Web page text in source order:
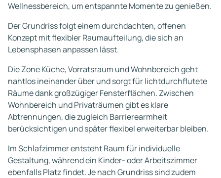
Wellnessbereich, um entspannte Momente zu genießen.
Der Grundriss folgt einem durchdachten, offenen
Konzept mit flexibler Raumaufteilung, die sich an
Lebensphasen anpassen lässt.
Die Zone Küche, Vorratsraum und Wohnbereich geht
nahtlos ineinander über und sorgt für lichtdurchflutete
Räume dank großzügiger Fensterflächen. Zwischen
Wohnbereich und Privaträumen gibt es klare
Abtrennungen, die zugleich Barrierearmheit
berücksichtigen und später flexibel erweiterbar bleiben.
Im Schlafzimmer entsteht Raum für individuelle
Gestaltung, während ein Kinder- oder Arbeitszimmer
ebenfalls Platz findet. Je nach Grundriss sind zudem